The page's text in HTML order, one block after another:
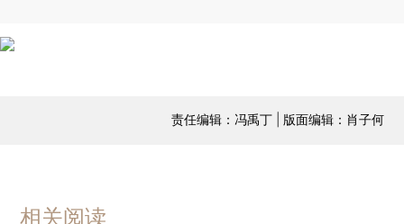
责任编辑：冯禹丁 | 版面编辑：肖子何
相关阅读